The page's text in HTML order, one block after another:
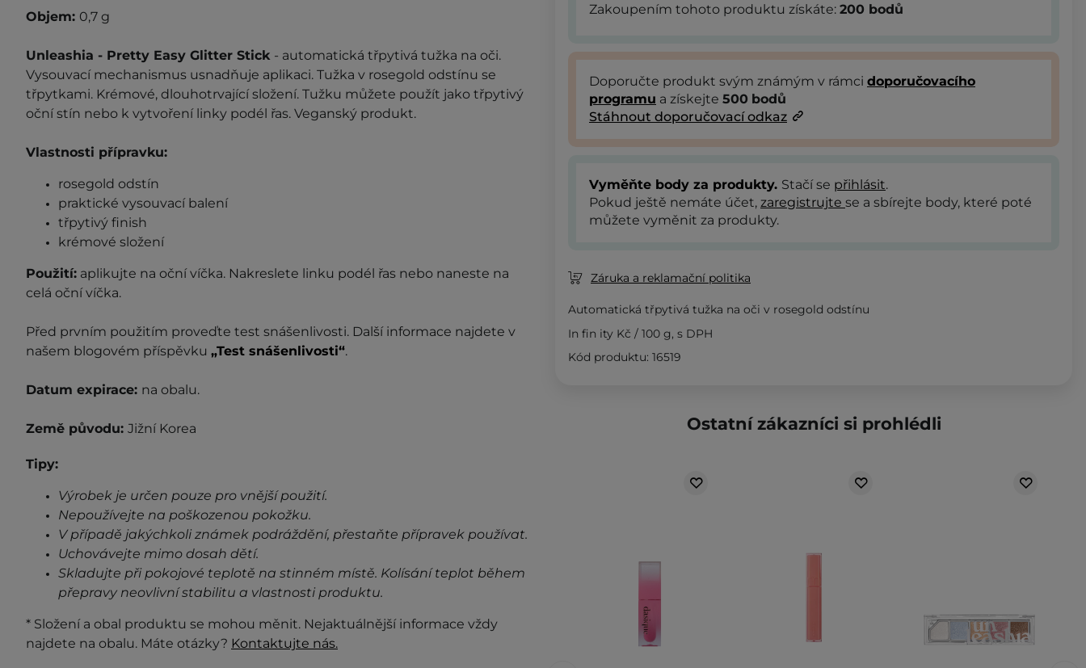
Objem: 0,7 g
Unleashia - Pretty Easy Glitter Stick - automatická třpytivá tužka na oči.
Vysouvací mechanismus usnadňuje aplikaci. Tužka v rosegold odstínu se
třpytkami. Krémové, dlouhotrvající složení. Tužku můžete použít jako třpytivý
oční stín nebo k vytvoření linky podél řas. Veganský produkt.
Vlastnosti přípravku:
rosegold odstín
praktické vysouvací balení
třpytivý finish
krémové složení
Použití: aplikujte na oční víčka. Nakreslete linku podél řas nebo naneste na
celá oční víčka.
Před prvním použitím proveďte test snášenlivosti. Další informace najdete v
našem blogovém příspěvku „Test snášenlivosti“.
Datum expirace: na obalu.
Země původu: Jižní Korea
Tipy:
Výrobek je určen pouze pro vnější použití.
Nepoužívejte na poškozenou pokožku.
V případě jakýchkoli známek podráždění, přestaňte přípravek používat.
Uchovávejte mimo dosah dětí.
Skladujte při pokojové teplotě na stinném místě. Kolísání teplot během
přepravy neovlivní stabilitu a vlastnosti produktu.
* Složení a obal produktu se mohou měnit. Nejaktuálnější informace vždy
najdete na obalu. Máte otázky? Kontaktujte nás.
Zakoupením tohoto produktu získáte: 200 bodů
Doporučte produkt svým známým v rámci doporučovacího
programu a získejte 500 bodů
Stáhnout doporučovací odkaz
Vyměňte body za produkty. Stačí se přihlásit.
Pokud ještě nemáte účet, zaregistrujte se a sbírejte body, které poté
můžete vyměnit za produkty.
Záruka a reklamační politika
Automatická třpytivá tužka na oči v rosegold odstínu
In fin ity Kč / 100 g, s DPH
Kód produktu: 16519
Ostatní zákazníci si prohlédli